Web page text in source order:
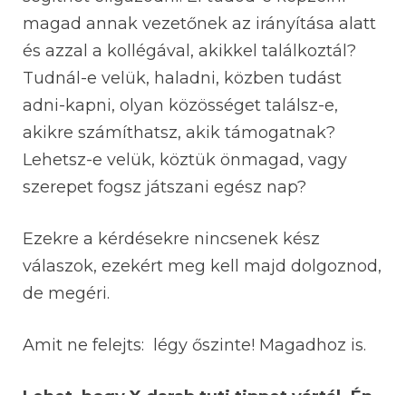
magad annak vezetőnek az irányítása alatt
és azzal a kollégával, akikkel találkoztál?
Tudnál-e velük, haladni, közben tudást
adni-kapni, olyan közösséget találsz-e,
akikre számíthatsz, akik támogatnak?
Lehetsz-e velük, köztük önmagad, vagy
szerepet fogsz játszani egész nap?
Ezekre a kérdésekre nincsenek kész
válaszok, ezekért meg kell majd dolgoznod,
de megéri.
Amit ne felejts: légy őszinte! Magadhoz is.